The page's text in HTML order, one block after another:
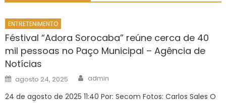
ENTRETENIMENTO
Féstival “Adora Sorocaba” reúne cerca de 40
mil pessoas no Paço Municipal – Agência de
Notícias
Posted
on
agosto 24, 2025 Author
admin
24 de agosto de 2025 11:40 Por: Secom Fotos: Carlos Sales O